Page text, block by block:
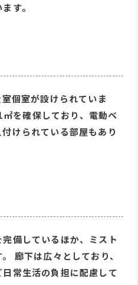
す。
個室が設けられていま
を確保しており、電動ベ
けられている部屋もあり
備しているほか、ミスト
廊下は広々としており、
常生活の負担に配慮して